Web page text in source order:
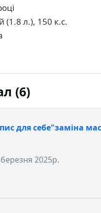
(1.8 л.), 150 к.с.
(6)
для себе"заміна
2025р.